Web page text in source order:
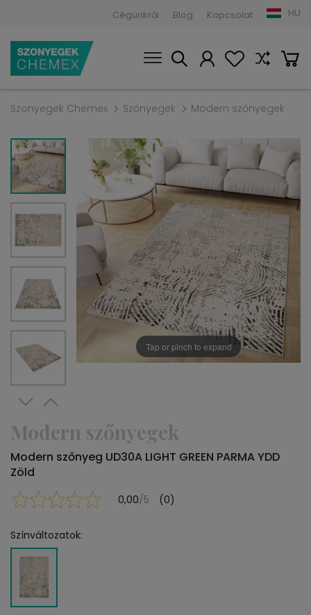
Cégünkről Blog Kapcsolat HU
Szonyegek Chemex Szőnyegek Modern szőnyegek
Tap or pinch to expand
Modern szőnyegek
Modern szőnyeg UD30A LIGHT GREEN PARMA YDD
Zöld
0,00/5 (0)
Színváltozatok: